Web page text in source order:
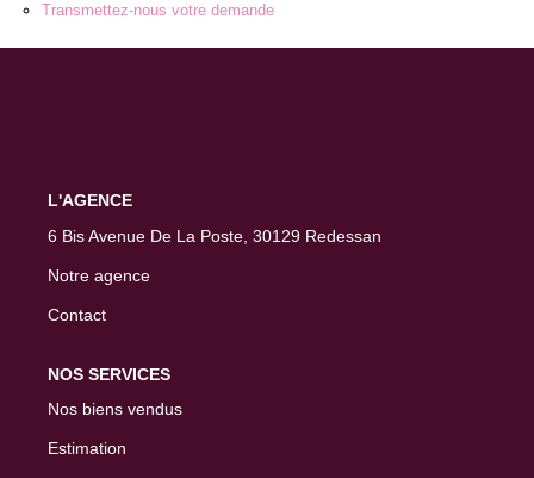
CONTACT
Transmettez-nous votre demande
L'AGENCE
6 Bis Avenue De La Poste, 30129 Redessan
Notre agence
Contact
NOS SERVICES
Nos biens vendus
Estimation